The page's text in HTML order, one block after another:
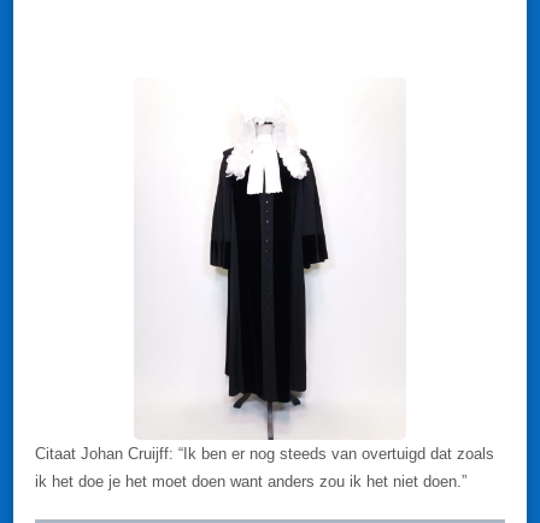
Citaat Johan Cruijff: “Ik ben er nog steeds van overtuigd dat zoals
ik het doe je het moet doen want anders zou ik het niet doen.”